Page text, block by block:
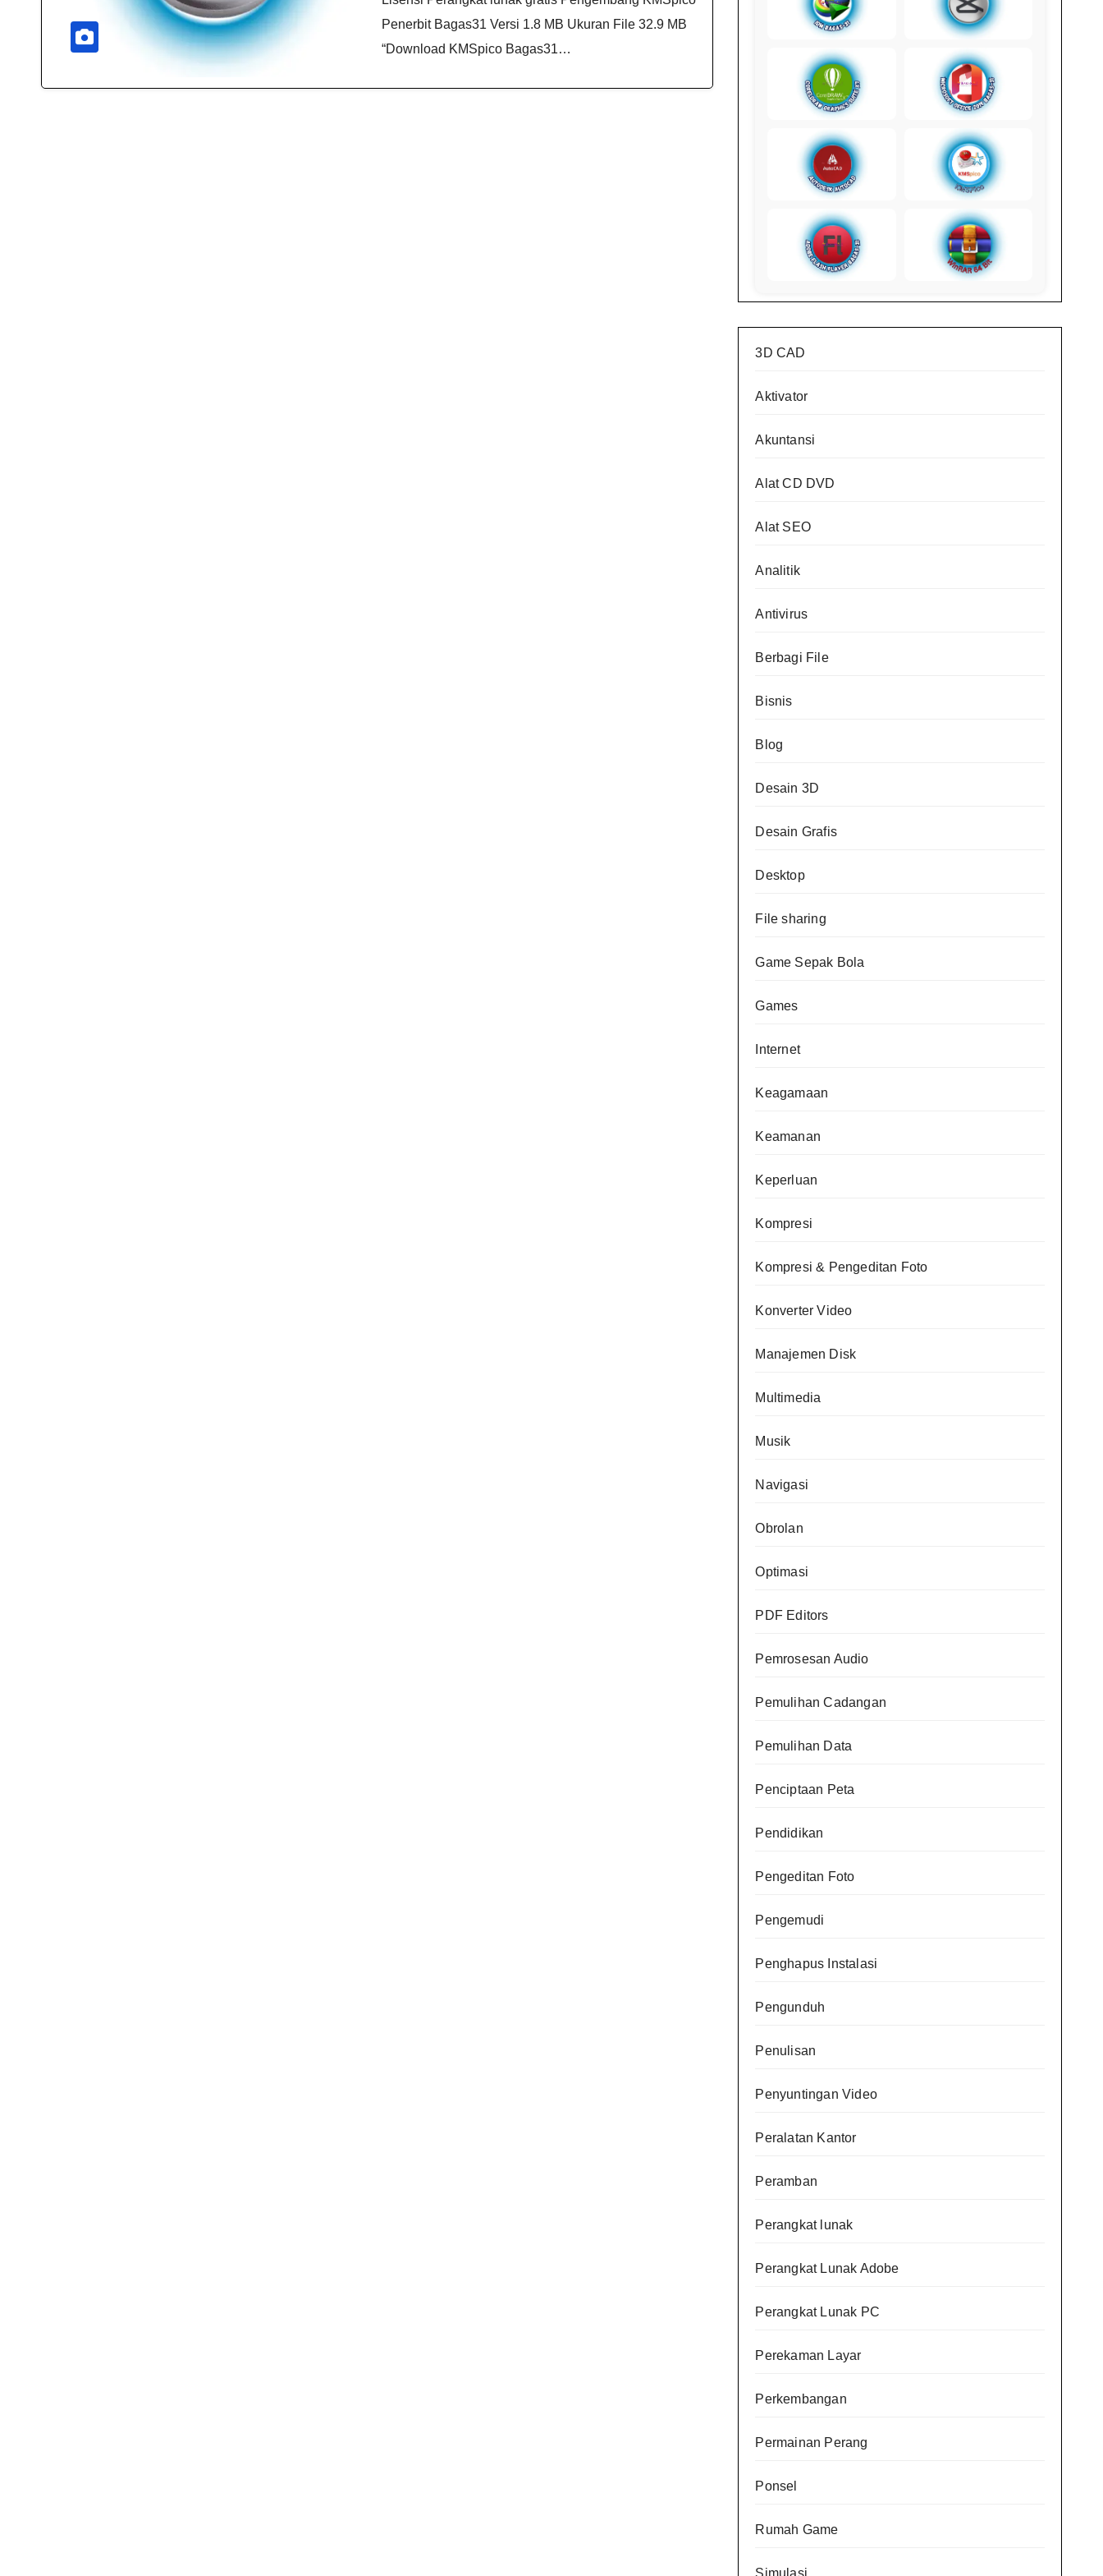
Penerbit Bagas31 Versi 1.8 MB Ukuran File 32.9 MB
“Download KMSpico Bagas31…
3D CAD
Aktivator
Akuntansi
Alat CD DVD
Alat SEO
Analitik
Antivirus
Berbagi File
Bisnis
Blog
Desain 3D
Desain Grafis
Desktop
File sharing
Game Sepak Bola
Games
Internet
Keagamaan
Keamanan
Keperluan
Kompresi
Kompresi & Pengeditan Foto
Konverter Video
Manajemen Disk
Multimedia
Musik
Navigasi
Obrolan
Optimasi
PDF Editors
Pemrosesan Audio
Pemulihan Cadangan
Pemulihan Data
Penciptaan Peta
Pendidikan
Pengeditan Foto
Pengemudi
Penghapus Instalasi
Pengunduh
Penulisan
Penyuntingan Video
Peralatan Kantor
Peramban
Perangkat lunak
Perangkat Lunak Adobe
Perangkat Lunak PC
Perekaman Layar
Perkembangan
Permainan Perang
Ponsel
Rumah Game
Simulasi